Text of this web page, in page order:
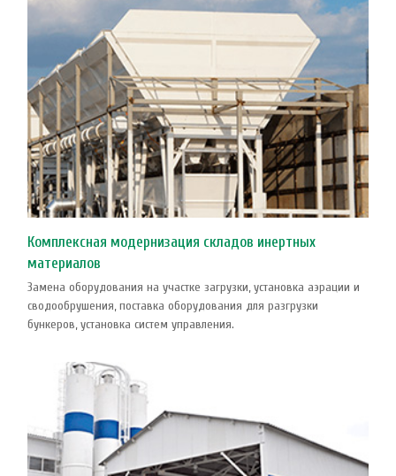
Комплексная модернизация складов инертных
материалов
Замена оборудования на участке загрузки, установка аэрации и
сводообрушения, поставка оборудования для разгрузки
бункеров, установка систем управления.